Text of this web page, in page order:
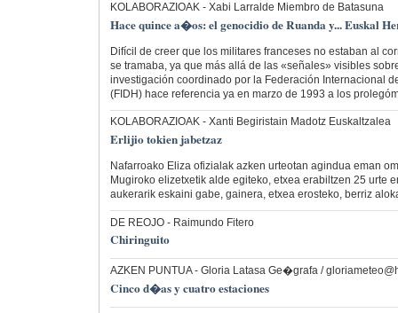
KOLABORAZIOAK- Xabi Larralde Miembro de Batasuna
Hace quince a�os: el genocidio de Ruanda y... Euskal
Difícil de creer que los militares franceses no estaban al
se tramaba, ya que más allá de las «señales» visibles
investigación coordinado por la Federación Internacional
(FIDH) hace referencia ya en marzo de 1993 a los
KOLABORAZIOAK- Xanti Begiristain Madotz Euskaltzalea
Erlijio tokien jabetzaz
Nafarroako Eliza ofizialak azken urteotan agindua eman
Mugiroko elizetxetik alde egiteko, etxea erabiltzen 25 urte
aukerarik eskaini gabe, gainera, etxea erosteko, berriz
DE REOJO- Raimundo Fitero
Chiringuito
AZKEN PUNTUA- Gloria Latasa Ge�grafa /
Cinco d�as y cuatro estaciones